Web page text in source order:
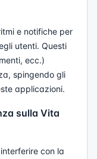
e notifiche per
utenti. Questi
ecc.)
spingendo gli
applicazioni.
sulla Vita
con la